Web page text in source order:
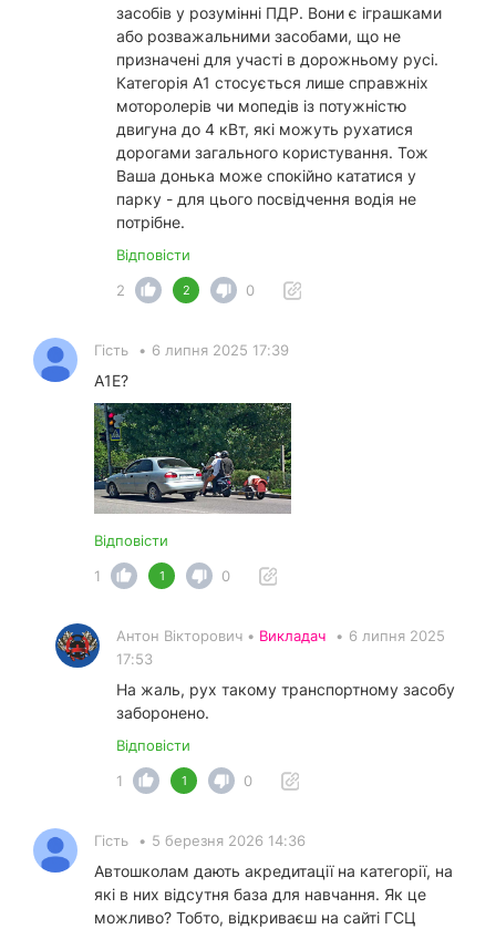
засобів у розумінні ПДР. Вони є іграшками
або розважальними засобами, що не
призначені для участі в дорожньому русі.
Категорія А1 стосується лише справжніх
моторолерів чи мопедів із потужністю
двигуна до 4 кВт, які можуть рухатися
дорогами загального користування. Тож
Ваша донька може спокійно кататися у
парку - для цього посвідчення водія не
потрібне.
Відповісти
2
2 0
Гість • 6 липня 2025 17:39
A1E?
Відповісти
1
1 0
Антон Вікторович • Викладач • 6 липня 2025
17:53
На жаль, рух такому транспортному засобу
заборонено.
Відповісти
1
1 0
Гість • 5 березня 2026 14:36
Автошколам дають акредитації на категорії, на
які в них відсутня база для навчання. Як це
можливо? Тобто, відкриваєш на сайті ГСЦ